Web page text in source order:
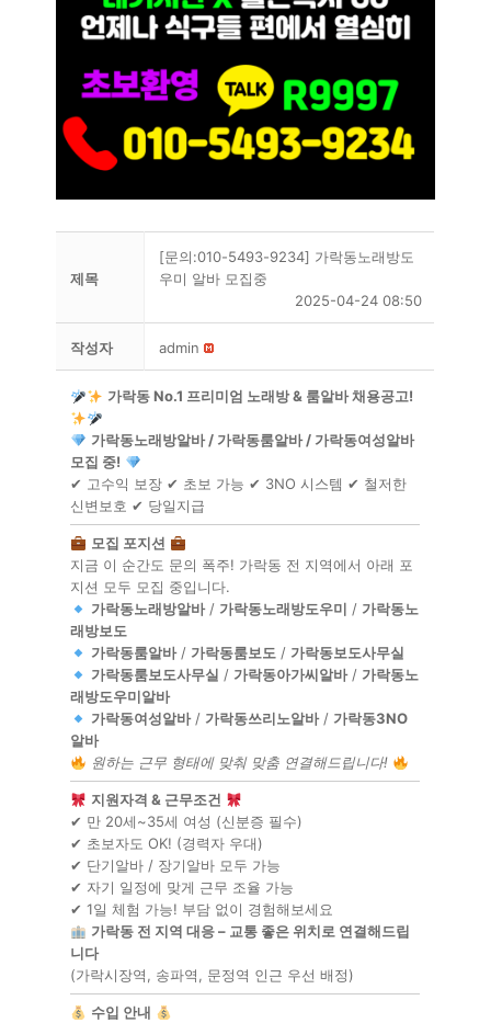
제목
[문의:010-5493-9234] 가락동노래방도
우미 알바 모집중
2025-04-24 08:50
작성자 admin
가락동 No.1 프리미엄 노래방 & 룸알바 채용공고!
가락동노래방알바 / 가락동룸알바 / 가락동여성알바
모집 중!
✔ 고수익 보장 ✔ 초보 가능 ✔ 3NO 시스템 ✔ 철저한
신변보호 ✔ 당일지급
모집 포지션
지금 이 순간도 문의 폭주! 가락동 전 지역에서 아래 포
지션 모두 모집 중입니다.
가락동노래방알바/ 가락동노래방도우미 / 가락동노
래방보도
가락동룸알바/ 가락동룸보도 / 가락동보도사무실
가락동룸보도사무실 / 가락동아가씨알바/ 가락동노
래방도우미알바
가락동여성알바/ 가락동쓰리노알바/ 가락동3NO
알바
원하는 근무 형태에 맞춰 맞춤 연결해드립니다!
지원자격 & 근무조건
✔ 만 20세~35세 여성 (신분증 필수)
✔ 초보자도 OK! (경력자 우대)
✔ 단기알바 / 장기알바 모두 가능
✔ 자기 일정에 맞게 근무 조율 가능
✔ 1일 체험 가능! 부담 없이 경험해보세요
가락동 전 지역 대응 – 교통 좋은 위치로 연결해드립
니다
(가락시장역, 송파역, 문정역 인근 우선 배정)
수입 안내